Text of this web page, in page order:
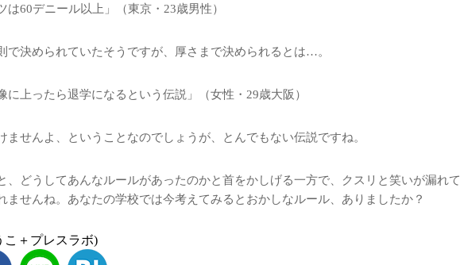
は60デニール以上」（東京・23歳男性）
決められていたそうですが、厚さまで決められるとは…。
に上ったら退学になるという伝説」（女性・29歳大阪）
せんよ、ということなのでしょうが、とんでもない伝説ですね。
どうしてあんなルールがあったのかと首をかしげる一方で、クスリと笑いが漏れて
ませんね。あなたの学校では今考えてみるとおかしなルール、ありましたか？
こ＋プレスラボ)